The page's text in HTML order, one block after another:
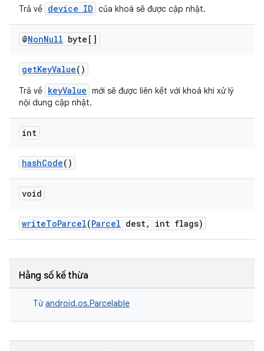
Trả về device ID của khoá sẽ được cập nhật.
@NonNull byte[]
getKeyValue()
Trả về keyValue mới sẽ được liên kết với khoá khi xử lý
nội dung cập nhật.
int
hashCode()
void
writeToParcel(Parcel dest, int flags)
Hằng số kế thừa
Từandroid.os.Parcelable